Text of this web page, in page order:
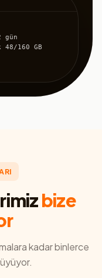
gün
48/160 GB
bize
kadar binlerce